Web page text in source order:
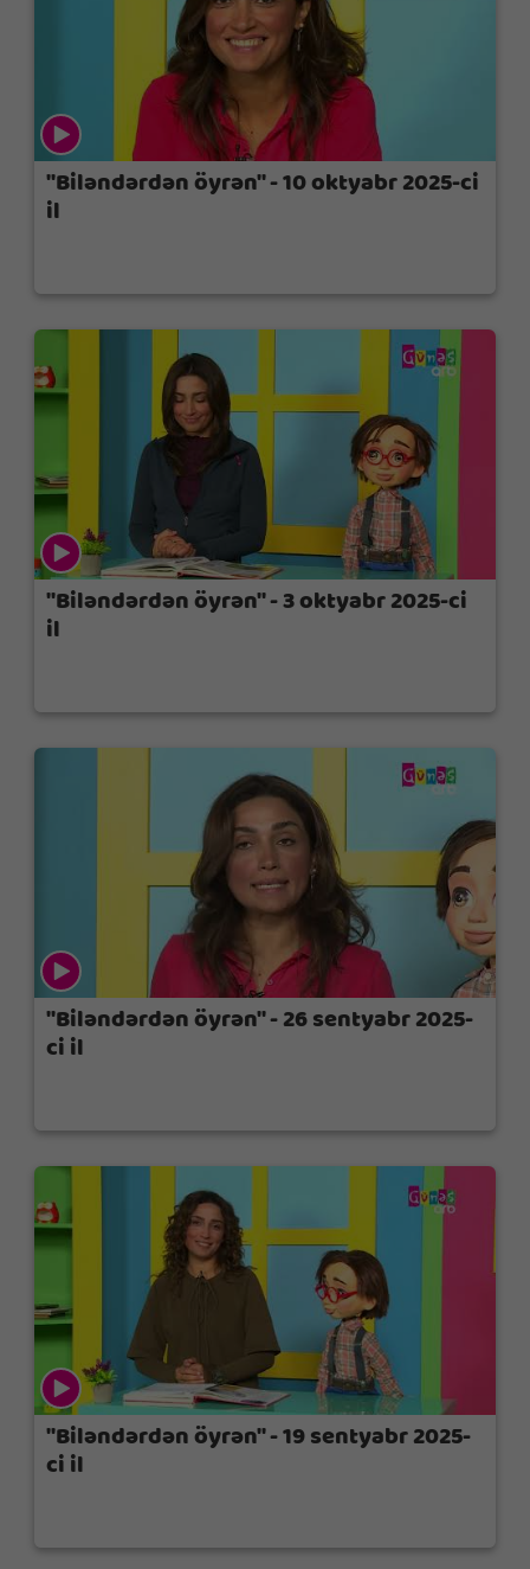
"Biləndərdən öyrən" - 10 oktyabr 2025-ci
il
"Biləndərdən öyrən" - 3 oktyabr 2025-ci
il
"Biləndərdən öyrən" - 26 sentyabr 2025-
ci il
"Biləndərdən öyrən" - 19 sentyabr 2025-
ci il